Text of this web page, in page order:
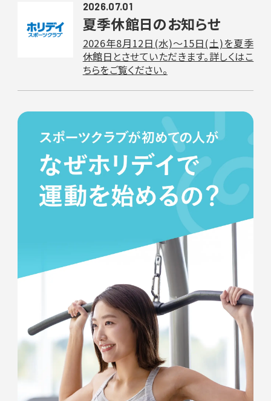
2026.07.01
夏季休館日のお知らせ
2026年8月12日(水)〜15日(土)を夏季
休館日とさせていただきます。詳しくはこ
ちらをご覧ください。